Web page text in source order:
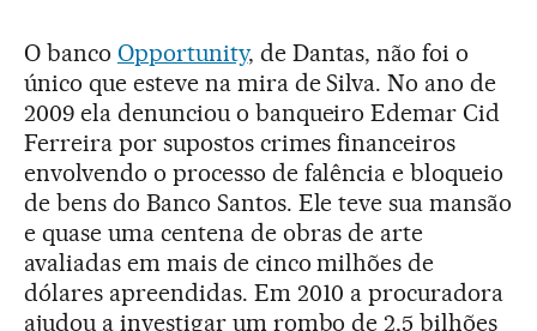
O banco Opportunity, de Dantas, não foi o
único que esteve na mira de Silva. No ano de
2009 ela denunciou o banqueiro Edemar Cid
Ferreira por supostos crimes financeiros
envolvendo o processo de falência e bloqueio
de bens do Banco Santos. Ele teve sua mansão
e quase uma centena de obras de arte
avaliadas em mais de cinco milhões de
dólares apreendidas. Em 2010 a procuradora
ajudou a investigar um rombo de 2,5 bilhões